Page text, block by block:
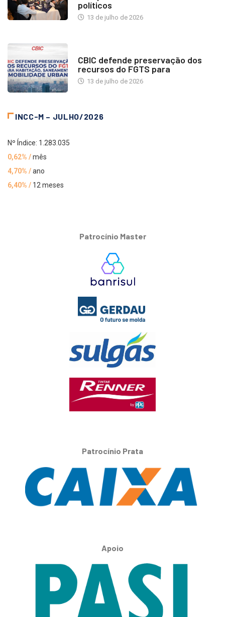
políticos
13 de julho de 2026
CBIC defende preservação dos
recursos do FGTS para
13 de julho de 2026
INCC-M – JULHO/2026
Nº Índice: 1.283.035
0,62% /mês
4,70% /ano
6,40% / 12 meses
Patrocínio Master
Patrocínio Prata
Apoio